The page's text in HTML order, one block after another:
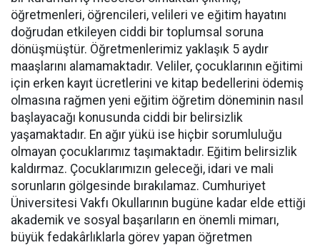
öğretmenleri, öğrencileri, velileri ve eğitim hayatını
doğrudan etkileyen ciddi bir toplumsal soruna
dönüşmüştür. Öğretmenlerimiz yaklaşık 5 aydır
maaşlarını alamamaktadır. Veliler, çocuklarının eğitimi
için erken kayıt ücretlerini ve kitap bedellerini ödemiş
olmasına rağmen yeni eğitim öğretim döneminin nasıl
başlayacağı konusunda ciddi bir belirsizlik
yaşamaktadır. En ağır yükü ise hiçbir sorumluluğu
olmayan çocuklarımız taşımaktadır. Eğitim belirsizlik
kaldırmaz. Çocuklarımızın geleceği, idari ve mali
sorunların gölgesinde bırakılamaz. Cumhuriyet
Üniversitesi Vakfı Okullarının bugüne kadar elde ettiği
akademik ve sosyal başarıların en önemli mimarı,
büyük fedakârlıklarla görev yapan öğretmen